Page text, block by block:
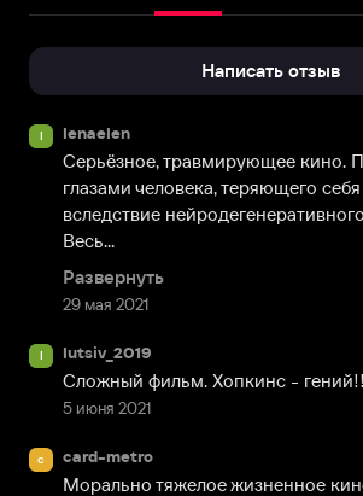
Написать отзыв
l lenaelen
29 мая 2021
Серьёзное, травмирующее кино.
глазами человека, теряющего
вследствие
Весь...
Развернуть
l lutsiv_2019
5 июня 2021
Сложный фильм. Хопкинс -
c card-metro
Морально тяжелое жизненное